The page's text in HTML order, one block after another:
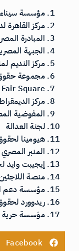
مؤسسة
مركز القاهرة
المبادرة
الجبهة
مركز النديم
مجموعة حقوق
Fair Square
مركز
المفوضية
لجنة العدالة
هيومينا
المنبر
إيجيبت وايد
منصة
مؤسسة دعم
ريدوورد
مؤسسة حرية
Facebook